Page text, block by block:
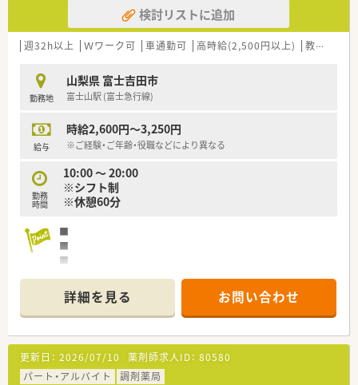
検討リストに追加
週32h以上 Ｗワーク可 車通勤可 高時給(2,500円以上) 教育制度あり
勤務地
山梨県 富士吉田市
富士山駅 (富士急行線)
給与
時給2,600円～3,250円
※ご経験・ご年齢・役職などにより異なる
勤務
時間
10:00 ～ 20:00
※シフト制
※休憩60分
■
■
■
詳細を見る お問い合わせ
更新日： 2026/07/10 薬剤師求人ID： 80580
パート・アルバイト
調剤薬局